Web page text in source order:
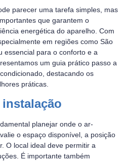
parecer uma tarefa simples, mas
que garantem o
energética do aparelho. Com
em regiões como São
essencial para o conforto e a
um guia prático passo a
destacando os
práticas.
planejar onde o ar-
o espaço disponível, a posição
O local ideal deve permitir a
É importante também